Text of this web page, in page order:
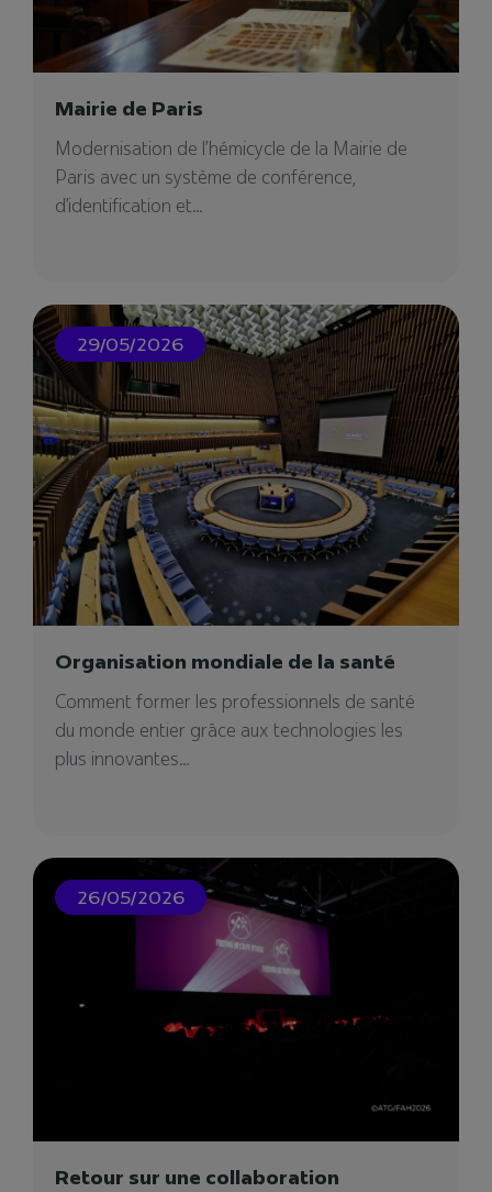
Mairie de Paris
Modernisation de l’hémicycle de la Mairie de
Paris avec un système de conférence,
d’identification et...
29/05/2026
Organisation mondiale de la santé
Comment former les professionnels de santé
du monde entier grâce aux technologies les
plus innovantes...
26/05/2026
Retour sur une collaboration
événementielle à Bordeaux
Notre agence événementielle à Bordeaux pour
votre projet événementiel. Vous cherchez un
prestataire ?
05/12/2024
Videlio Events – Agence
événementielle à Besançon
Notre agence événementielle à Besançon pour
votre projet événementiel. Vous cherchez un